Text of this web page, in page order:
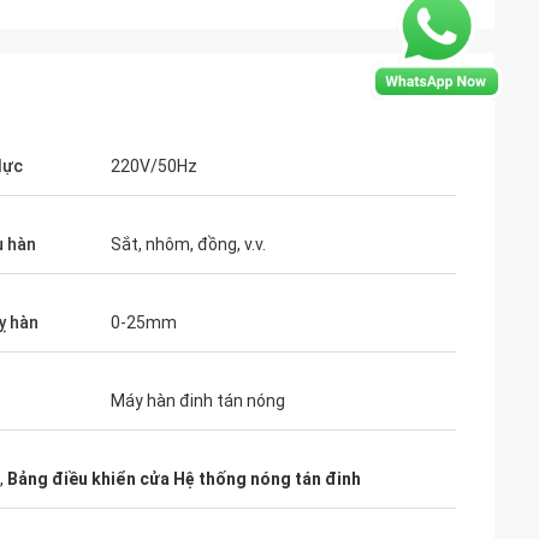
một năm, thiết
bạn khi công ty
220V/50Hz
hàn Sắt, nhôm, đồng, v.v.
hàn 0-25mm
Máy hàn đinh tán nóng
, Bảng điều khiển cửa Hệ thống nóng tán đinh